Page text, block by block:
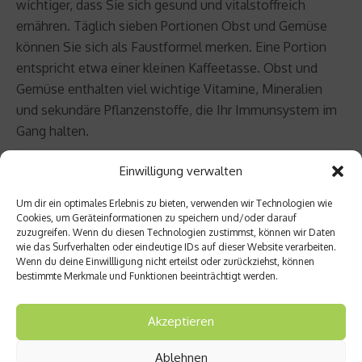
Einwilligung verwalten
Um dir ein optimales Erlebnis zu bieten, verwenden wir Technologien wie
Cookies, um Geräteinformationen zu speichern und/oder darauf
zuzugreifen. Wenn du diesen Technologien zustimmst, können wir Daten
wie das Surfverhalten oder eindeutige IDs auf dieser Website verarbeiten.
Wenn du deine Einwillligung nicht erteilst oder zurückziehst, können
bestimmte Merkmale und Funktionen beeinträchtigt werden.
Akzeptieren
Ablehnen
wichtiger, dass Sie sich gesund und vitalstoffreich
ernähren. Täglich sieben Portionen Obst und Gemüse
können Sie sich als Faustformel merken. Eine Portion
entspricht etwa einer kleinen Kaffeetasse. Obst und
Gemüse enthalten viel wichtige Vitamine, Mineralien
und sekundäre Pflanzenstoffe, die Ihr Immunsystem im
Gang halten.
Tipp 10: Zink ist Trumpf
Das Spurenelement Zink hat positiven Einfluss auf Ihre
Abwehrkraft. Gute Zinklieferanten sind Fisch, Fleisch,
Hartkäse, Haselnüsse, Getreide und Weizenkeime. Die
größte Zinkkonzentration beim Getreide ist in den